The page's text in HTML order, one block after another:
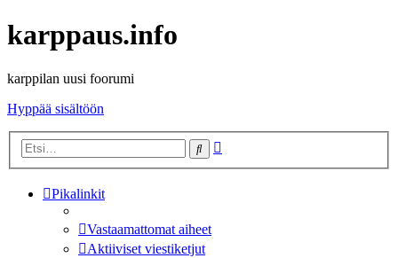
karppaus.info
karppilan uusi foorumi
Hyppää sisältöön
Etsi
Pikalinkit
Vastaamattomat aiheet
Aktiiviset viestiketjut